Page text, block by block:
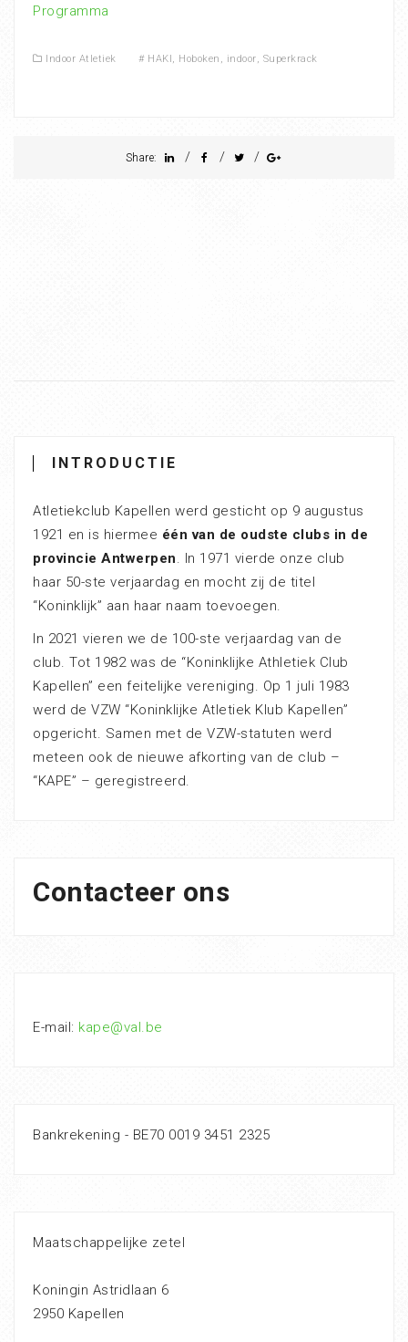
Programma
Indoor Atletiek # HAKI, Hoboken , indoor, Superkrack
Share: / / /
INTRODUCTIE
Atletiekclub Kapellen werd gesticht op 9 augustus
1921 en is hiermee één van de oudste clubs in de
provincie Antwerpen. In 1971 vierde onze club
haar 50-ste verjaardag en mocht zij de titel
“Koninklijk” aan haar naam toevoegen.
In 2021 vieren we de 100-ste verjaardag van de
club. Tot 1982 was de “Koninklijke Athletiek Club
Kapellen” een feitelijke vereniging. Op 1 juli 1983
werd de VZW “Koninklijke Atletiek Klub Kapellen”
opgericht. Samen met de VZW-statuten werd
meteen ook de nieuwe afkorting van de club –
“KAPE” – geregistreerd.
Contacteer ons
E-mail: kape@val.be
Bankrekening - BE70 0019 3451 2325
Maatschappelijke zetel
Koningin Astridlaan 6
2950 Kapellen